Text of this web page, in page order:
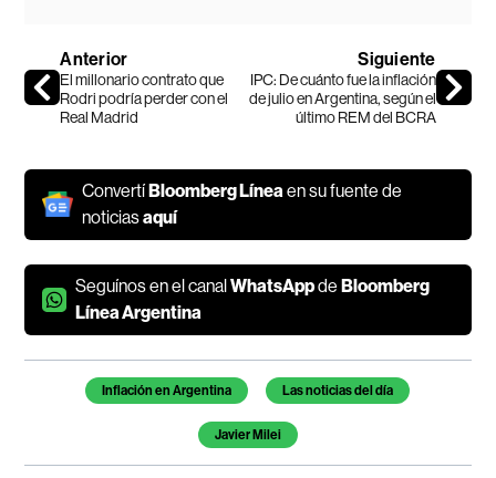
Anterior
El millonario contrato que
Rodri podría perder con el
Real Madrid
Siguiente
IPC: De cuánto fue la inflación
de julio en Argentina, según el
último REM del BCRA
ConvertíBloomberg Línea en su fuente de
noticiasaquí
Seguínos en el canalWhatsAppdeBloomberg
Línea Argentina
Temas de este artículo
Inflación en Argentina Las noticias del día
Javier Milei